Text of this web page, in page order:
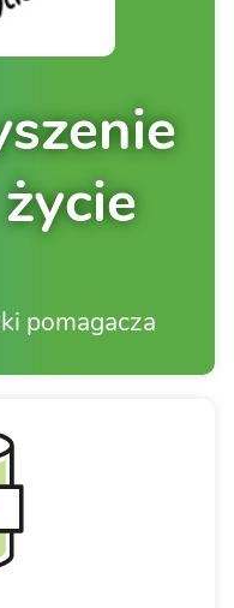
pomagacza